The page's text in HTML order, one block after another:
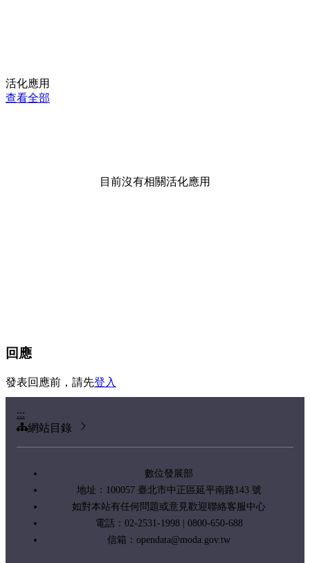
活化應用
查看全部
目前沒有相關活化應用
回應
發表回應前，請先登入
:::
網站目錄
數位發展部
地址：100057 臺北市中正區延平南路143 號
如對本站有任何問題或意見歡迎聯絡客服中心
電話：02-2531-1998 | 0800-650-688
信箱： opendata@moda.gov.tw